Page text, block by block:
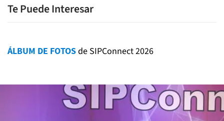
Te Puede Interesar
ÁLBUM DE FOTOSde SIPConnect 2026